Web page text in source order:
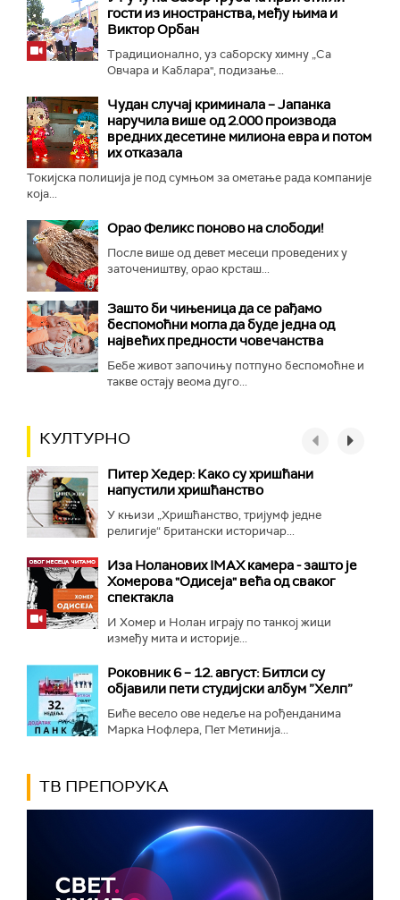
гости из иностранства, међу њима и
Виктор Орбан
Традиционално, уз саборску химну „Са
Овчара и Каблара", подизање...
Чудан случај криминала – Јапанка
наручила више од 2.000 производа
вредних десетине милиона евра и потом
их отказала
Токијска полиција је под сумњом за ометање рада компаније
која...
Орао Феликс поново на слободи!
После више од девет месеци проведених у
заточеништву, орао крсташ...
Зашто би чињеница да се рађамо
беспомоћни могла да буде једна од
највећих предности човечанства
Бебе живот започињу потпуно беспомоћне и
такве остају веома дуго...
КУЛТУРНО
Питер Хедер: Како су хришћани
напустили хришћанство
У књизи „Хришћанство, тријумф једне
религије“ британски историчар...
Иза Ноланових IMAX камера - зашто је
Хомерова "Одисеја" већа од сваког
спектакла
И Хомер и Нолан играју по танкој жици
између мита и историје...
Роковник 6 – 12. август: Битлси су
објавили пети студијски албум ”Хелп”
Биће весело ове недеље на рођенданима
Марка Нофлера, Пет Метинија...
ТВ ПРЕПОРУКА